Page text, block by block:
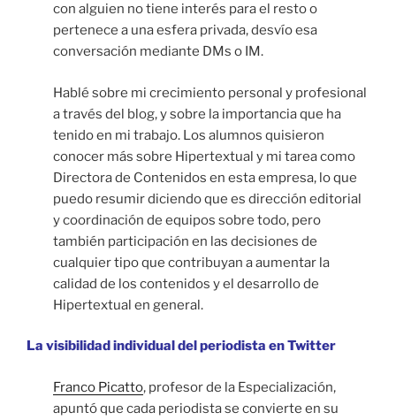
con alguien no tiene interés para el resto o
pertenece a una esfera privada, desvío esa
conversación mediante DMs o IM.
Hablé sobre mi crecimiento personal y profesional
a través del blog, y sobre la importancia que ha
tenido en mi trabajo. Los alumnos quisieron
conocer más sobre Hipertextual y mi tarea como
Directora de Contenidos en esta empresa, lo que
puedo resumir diciendo que es dirección editorial
y coordinación de equipos sobre todo, pero
también participación en las decisiones de
cualquier tipo que contribuyan a aumentar la
calidad de los contenidos y el desarrollo de
Hipertextual en general.
La visibilidad individual del periodista en Twitter
Franco Picatto, profesor de la Especialización,
apuntó que cada periodista se convierte en su